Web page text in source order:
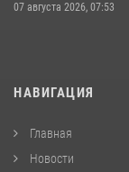
07 августа 2026, 07:53
НАВИГАЦИЯ
Главная
Новости